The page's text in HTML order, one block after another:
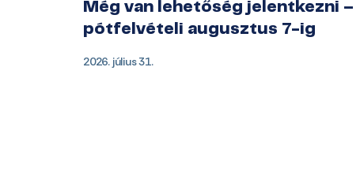
Még van lehetőség jelentkezni –
pótfelvételi augusztus 7-ig
2026. július 31.